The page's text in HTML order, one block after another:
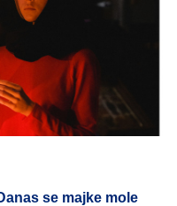
se majke mole